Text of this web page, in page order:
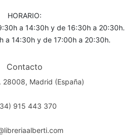
HORARIO:
a 14:30h y de 16:30h a 20:30h.
a 14:30h y de 17:00h a 20:30h.
Contacto
28008, Madrid (España)
915 443 370